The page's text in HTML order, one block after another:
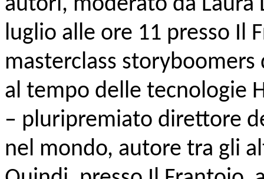
luglio alle ore 11 presso Il
masterclass
al tempo delle tecnologie
– pluripremiato direttore
nel mondo, autore tra gli